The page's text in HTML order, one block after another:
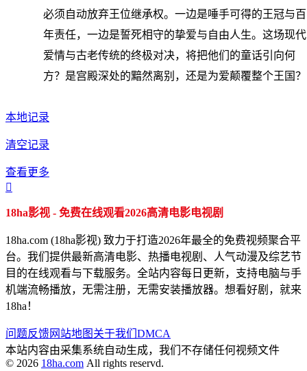
必须自动放弃王位继承权。一边是唾手可得的王冠与百
年责任，一边是誓死相守的挚爱与自由人生。这场现代
爱情与古老传统的终极对决，将把他们的童话引向何
方？是宫殿深处的黯然离别，还是为爱颠覆整个王国？
本地记录
清空记录
查看更多

18ha影视 - 免费在线观看2026高清电影电视剧
18ha.com (18ha影视) 致力于打造2026年最全的免费视频聚合平
台。我们提供最新高清电影、热播电视剧、人气动漫及综艺节
目的在线观看与下载服务。全站内容每日更新，支持电脑与手
机端流畅播放，无需注册，无需安装播放器。想看好剧，就来
18ha！
问题反馈网站地图 关于我们 DMCA
本站内容由采集系统自动生成，我们不存储任何视频文件
© 2026 18ha.com All rights reservd.